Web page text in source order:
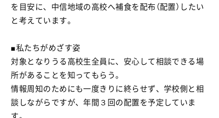
を目安に、中信地域の高校へ補食を配布（配置）したい
と考えています。
■私たちがめざす姿
対象となりうる高校生全員に、安心して相談できる場
所があることを知ってもらう。
情報周知のためにも一度きりに終らせず、学校側と相
談しながらですが、年間３回の配置を予定していま